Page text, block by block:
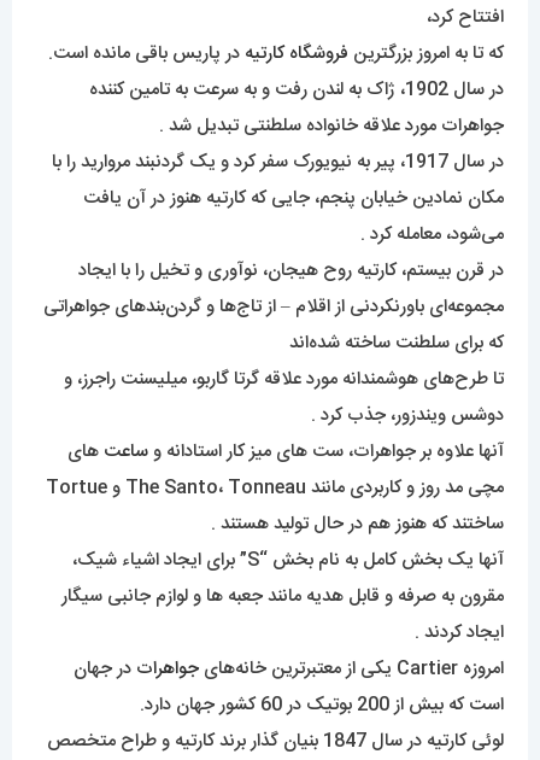
افتتاح کرد،
که تا به امروز بزرگترین فروشگاه کارتیه در پاریس باقی مانده است.
در سال 1902، ژاک به لندن رفت و به سرعت به تامین کننده
جواهرات مورد علاقه خانواده سلطنتی تبدیل شد .
در سال 1917، پیر به نیویورک سفر کرد و یک گردنبند مروارید را با
مکان نمادین خیابان پنجم، جایی که کارتیه هنوز در آن یافت
می‌شود، معامله کرد .
در قرن بیستم، کارتیه روح هیجان، نوآوری و تخیل را با ایجاد
مجموعه‌ای باورنکردنی از اقلام – از تاج‌ها و گردن‌بندهای جواهراتی
که برای سلطنت ساخته شده‌اند
تا طرح‌های هوشمندانه مورد علاقه گرتا گاربو، میلیسنت راجرز، و
دوشس ویندزور، جذب کرد .
آنها علاوه بر جواهرات، ست های میز کار استادانه و ساعت های
مچی مد روز و کاربردی مانند The Santo، Tonneau و Tortue
ساختند که هنوز هم در حال تولید هستند .
آنها یک بخش کامل به نام بخش “S” برای ایجاد اشیاء شیک،
مقرون به صرفه و قابل هدیه مانند جعبه ها و لوازم جانبی سیگار
ایجاد کردند .
امروزه Cartier یکی از معتبرترین خانه‌های
جواهرات در جهان
است که بیش از 200 بوتیک در 60 کشور جهان دارد.
لوئی کارتیه در سال 1847 بنیان گذار برند کارتیه و طراح متخصص